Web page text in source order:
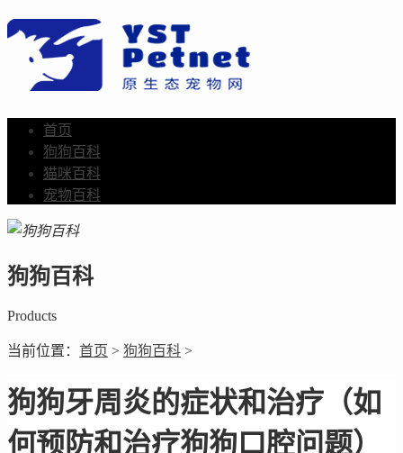
首页
狗狗百科
猫咪百科
宠物百科
狗狗百科
Products
当前位置： 首页 > 狗狗百科 >
狗狗牙周炎的症状和治疗（如
何预防和治疗狗狗口腔问题）